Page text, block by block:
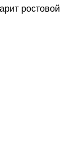
ростовой
разборку